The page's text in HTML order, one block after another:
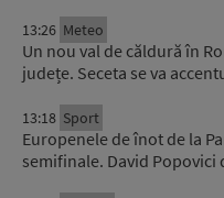
13:26 Meteo
Un nou val de căldură în
județe. Seceta se va
13:18 Sport
Europenele de înot de la
semifinale. David Popovici